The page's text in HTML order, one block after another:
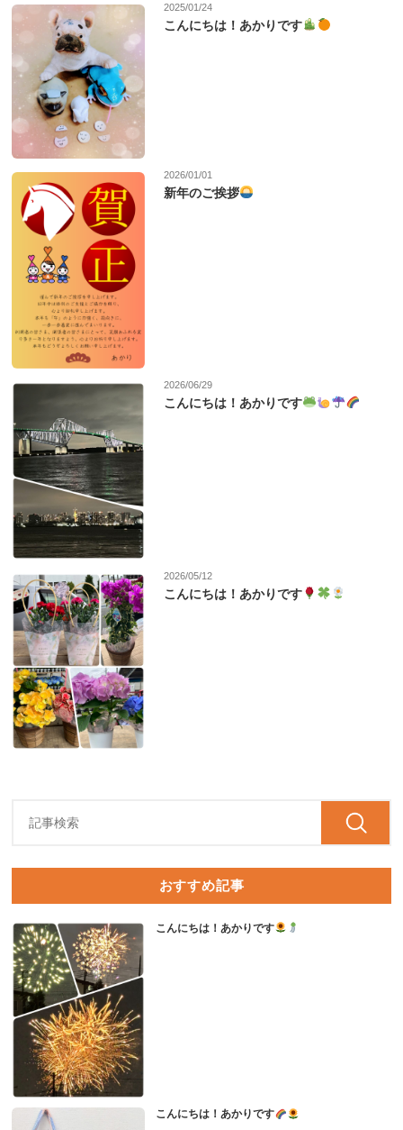
2025/01/24
こんにちは！あかりです
2026/01/01
新年のご挨拶
2026/06/29
こんにちは！あかりです
2026/05/12
こんにちは！あかりです
おすすめ記事
こんにちは！あかりです
こんにちは！あかりです